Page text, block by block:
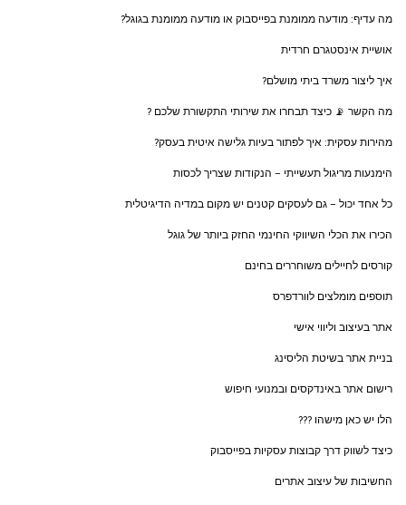
מה עדיף: מודעה ממומנת בפייסבוק או מודעה ממומנת בגוגל?
אושיית אינסטגרם חרדית
איך ליצור משרד ביתי מושלם?
מה הקשר 📡 כיצד תבחרו את שירותי התקשורת שלכם ?
מהירות עסקית: איך לפתור בעיות גלישה איטית בעסק?
הימנעות מריגול תעשייתי – הנקודות שצריך לכסות
כל אחד יכול – גם לעסקים קטנים יש מקום במדיה הדיגיטלית
הכירו את הכלי השיווקי החינמי החזק ביותר של גוגל
קורסים לחיילים משוחררים בחינם
תוספים מומלצים לוורדפרס
אתר בעיצוב וליווי אישי
בניית אתר בשיטת הליסינג
רישום אתר באינדקסים ובמנועי חיפוש
הלו יש כאן מישהו ???
כיצד לשווק דרך קבוצות עסקיות בפייסבוק
החשיבות של עיצוב אתרים